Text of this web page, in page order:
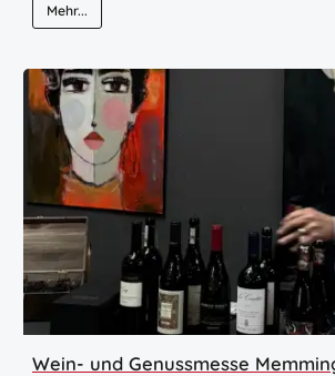
Mehr...
Wein- und Genussmesse